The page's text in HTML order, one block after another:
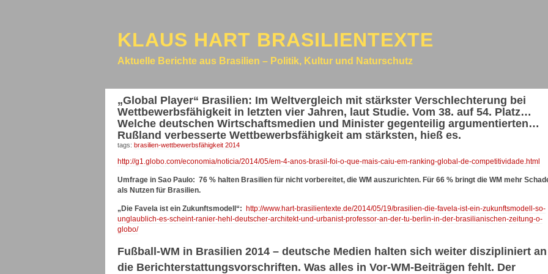
KLAUS HART BRASILIENTEXTE
Aktuelle Berichte aus Brasilien – Politik, Kultur und Naturschutz
„Global Player“ Brasilien: Im Weltvergleich mit stärkster Verschlechterung bei
Wettbewerbsfähigkeit in letzten vier Jahren, laut Studie. Vom 38. auf 54. Platz…
Welche deutschen Wirtschaftsmedien und Minister gegenteilig argumentierten…
Rußland verbesserte Wettbewerbsfähigkeit am stärksten, hieß es.
tags: brasilien-wettbewerbsfähigkeit 2014
http://g1.globo.com/economia/noticia/2014/05/em-4-anos-brasil-foi-o-que-mais-caiu-em-ranking-global-de-competitividade.html
Umfrage in Sao Paulo: 76 % halten Brasilien für nicht vorbereitet, die WM auszurichten. Für 66 % bringt die WM mehr
als Nutzen für Brasilien.
„Die Favela ist ein Zukunftsmodell“: http://www.hart-brasilientexte.de/2014/05/19/brasilien-die-favela-ist-ein-zukunftsmodell-so-
unglaublich-es-scheint-ranier-hehl-deutscher-architekt-und-urbanist-professor-an-der-tu-berlin-in-der-brasilianischen-zeitung-o-
globo/
Fußball-WM in Brasilien 2014 – deutsche Medien halten sich weiter diszipliniert an
die Berichterstattungsvorschriften. Was alles in Vor-WM-Beiträgen fehlt. Der